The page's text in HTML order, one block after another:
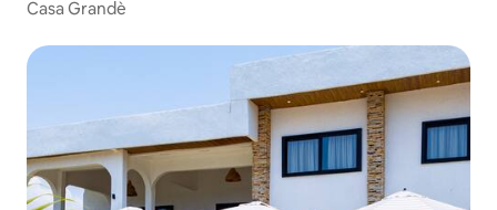
Casa Grandè